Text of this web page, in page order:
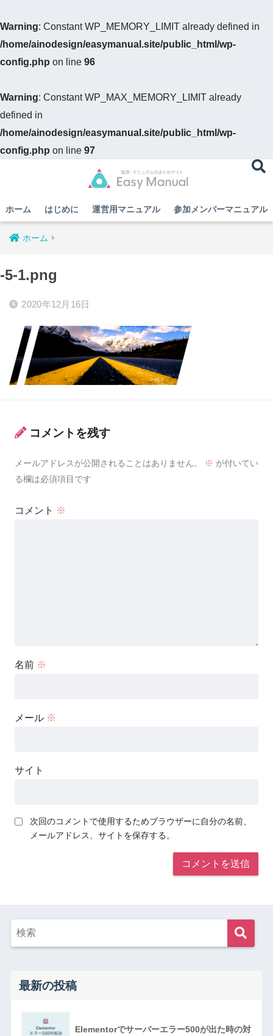
Warning: Constant WP_MEMORY_LIMIT already defined in
/home/ainodesign/easymanual.site/public_html/wp-
config.php on line 96
Warning: Constant WP_MAX_MEMORY_LIMIT already
defined in
/home/ainodesign/easymanual.site/public_html/wp-
config.php on line 97
ホーム はじめに 運営用マニュアル 参加メンバーマニュアル
ホーム
-5-1.png
2020年12月16日
コメントを残す
メールアドレスが公開されることはありません。 ※ が付いてい
る欄は必須項目です
コメント ※
名前 ※
メール ※
サイト
次回のコメントで使用するためブラウザーに自分の名前、
メールアドレス、サイトを保存する。
最新の投稿
Elementorでサーバーエラー500が出た時の対